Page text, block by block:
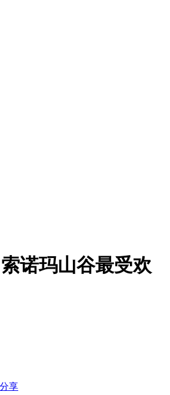
诺玛山谷最受欢
分享